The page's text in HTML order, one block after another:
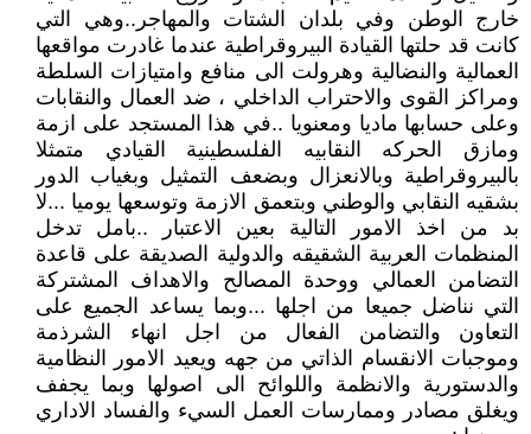
خارج الوطن وفي بلدان الشتات والمهاجر..وهي التي
كانت قد حلتها القيادة البيروقراطية عندما غادرت مواقعها
العمالية والنضالية وهرولت الى منافع وامتيازات السلطة
ومراكز القوى والاحتراب الداخلي ، ضد العمال والنقابات
وعلى حسابها ماديا ومعنويا ..في هذا المستجد على ازمة
ومازق الحركه النقابيه الفلسطينية القيادي متمثلا
بالبيروقراطية وبالانعزال وبضعف التمثيل وبغياب الدور
بشقيه النقابي والوطني وبتعمق الازمة وتوسعها يوميا ...لا
بد من اخذ الامور التالية بعين الاعتبار ..بامل تدخل
المنظمات العربية الشقيقه والدولية الصديقة على قاعدة
التضامن العمالي ووحدة المصالح والاهداف المشتركة
التي نناضل جميعا من اجلها ...وبما يساعد الجميع على
التعاون والتضامن الفعال من اجل انهاء الشرذمة
وموجبات الانقسام الذاتي من جهه ويعيد الامور النظامية
والدستورية والانظمة واللوائح الى اصولها وبما يجفف
ويغلق مصادر وممارسات العمل السيء والفساد الاداري